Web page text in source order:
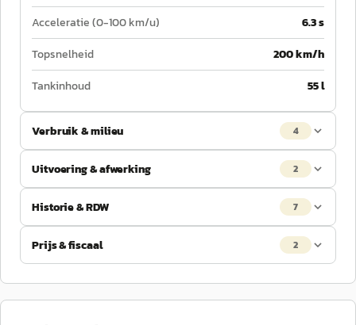
Acceleratie (0-100 km/u)
6.3 s
Topsnelheid
200 km/h
Tankinhoud
55 l
Verbruik & milieu 4
Uitvoering & afwerking 2
Historie & RDW 7
Prijs & fiscaal 2